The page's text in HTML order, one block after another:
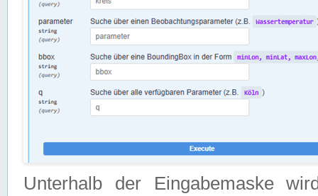
Unterhalb der Eingabemaske